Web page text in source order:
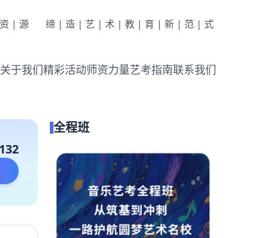
|源 缔|造|艺|术|教|育|新|范|式
关于我们精彩活动师资力量艺考指南联系我们
全程班